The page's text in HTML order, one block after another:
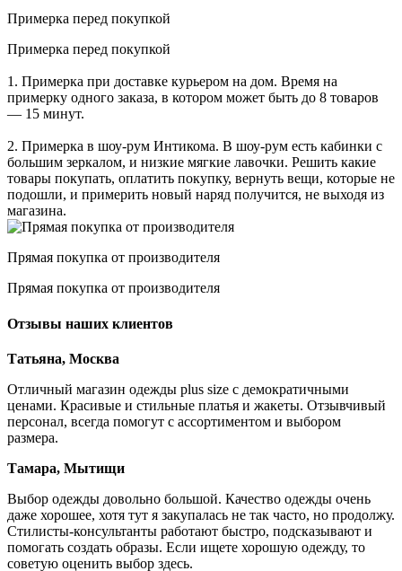
Примерка перед покупкой
Примерка перед покупкой
1. Примерка при доставке курьером на дом. Время на
примерку одного заказа, в котором может быть до 8 товаров
— 15 минут.
2. Примерка в шоу-рум Интикома. В шоу-рум есть кабинки с
большим зеркалом, и низкие мягкие лавочки. Решить какие
товары покупать, оплатить покупку, вернуть вещи, которые не
подошли, и примерить новый наряд получится, не выходя из
магазина.
Прямая покупка от производителя
Прямая покупка от производителя
Отзывы наших клиентов
Татьяна, Москва
Отличный магазин одежды plus size с демократичными
ценами. Красивые и стильные платья и жакеты. Отзывчивый
персонал, всегда помогут с ассортиментом и выбором
размера.
Тамара, Мытищи
Выбор одежды довольно большой. Качество одежды очень
даже хорошее, хотя тут я закупалась не так часто, но продолжу.
Стилисты-консультанты работают быстро, подсказывают и
помогать создать образы. Если ищете хорошую одежду, то
советую оценить выбор здесь.